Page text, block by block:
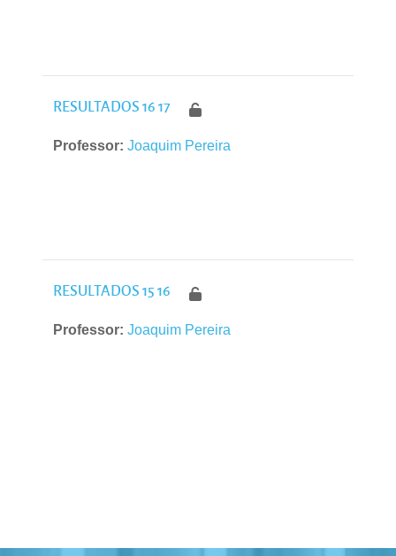
RESULTADOS 16 17
Professor: Joaquim Pereira
RESULTADOS 15 16
Professor: Joaquim Pereira